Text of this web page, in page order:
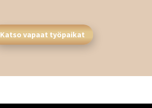
Katso vapaat työpaikat